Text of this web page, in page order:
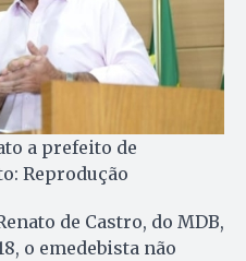
a prefeito de
Reprodução
de Castro, do MDB,
o emedebista não